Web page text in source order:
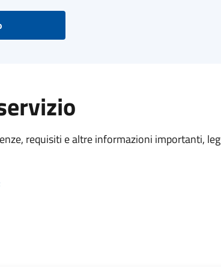
requisiti e altre informazioni importanti,